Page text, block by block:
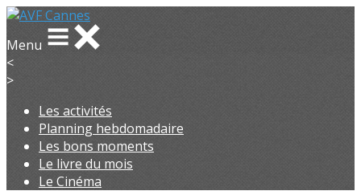
Menu
<
>
Les activités
Planning hebdomadaire
Les bons moments
Le livre du mois
Le Cinéma